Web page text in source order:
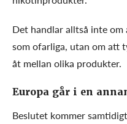
Det handlar alltså inte
som ofarliga, utan om att
åt mellan olika produkter.
Europa går i en
Beslutet kommer